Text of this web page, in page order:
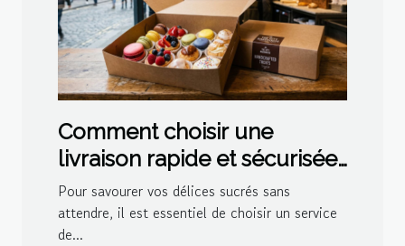
Comment choisir une
livraison rapide et sécurisée
pour vos délices sucrés ?
Pour savourer vos délices sucrés sans
attendre, il est essentiel de choisir un service
de...